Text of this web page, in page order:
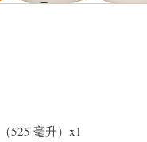
525 毫升）x1